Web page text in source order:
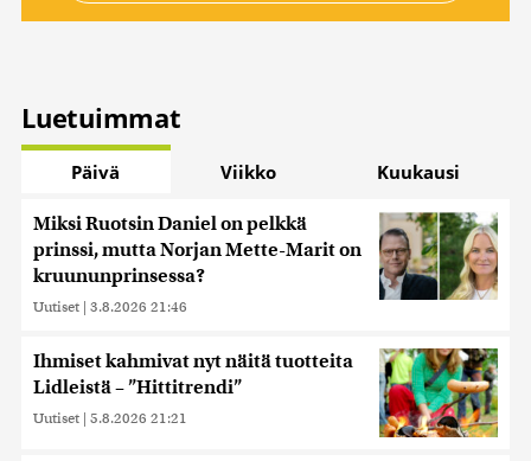
Luetuimmat
Päivä Viikko Kuukausi
Miksi Ruotsin Daniel on pelkkä
prinssi, mutta Norjan Mette-Marit on
kruununprinsessa?
Uutiset | 3.8.2026 21:46
Ihmiset kahmivat nyt näitä tuotteita
Lidleistä – ”Hittitrendi”
Uutiset | 5.8.2026 21:21